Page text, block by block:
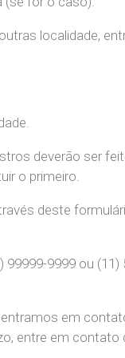
localidade,
deverão ser
o primeiro.
deste
9999 ou (11)
em
entre em